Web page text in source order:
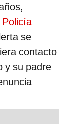
Policía
se
contacto
y su padre